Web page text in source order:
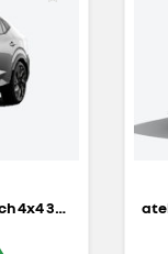
esprit Alpine hyper hybrid E-Tech 4x4 300 ch - 26